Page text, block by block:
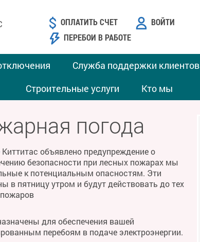
Служба поддержки клиентов
Строительные услуги
Кто мы
ОПЛАТИТЬ СЧЕТ
ВОЙТИ
ПЕРЕБОИ В РАБОТЕ
погода
Киттитас объявлено предупреждение о
безопасности при лесных пожарах мы
к потенциальным опасностям. Эти
в пятницу утром и будут действовать до тех
для обеспечения вашей
перебоям в подаче электроэнергии.